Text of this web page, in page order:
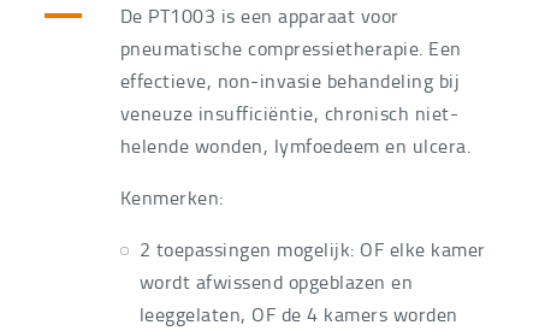
De PT1003 is een apparaat voor
pneumatische compressietherapie. Een
effectieve, non-invasie behandeling bij
veneuze insufficiëntie, chronisch niet-
helende wonden, lymfoedeem en ulcera.
Kenmerken:
2 toepassingen mogelijk: OF elke kamer
wordt afwissend opgeblazen en
leeggelaten, OF de 4 kamers worden